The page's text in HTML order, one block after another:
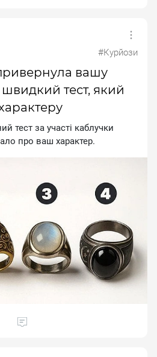
#Курйози
вашу
тест, який
тест за участі каблучки
про ваш характер.